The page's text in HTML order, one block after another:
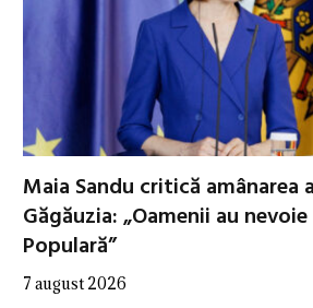
Maia Sandu critică amânarea
Găgăuzia: „Oamenii au
Populară”
7 august 2026